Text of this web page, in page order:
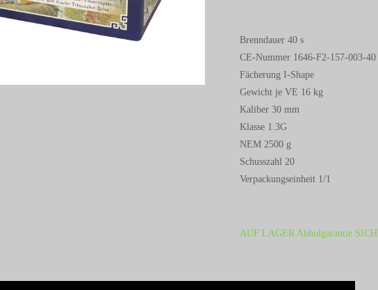
Brenndauer 40 s
CE-Nummer 1646-F2-157-003-40
Fächerung I-Shape
Gewicht je VE 16 kg
Kaliber 30 mm
Klasse 1.3G
NEM 2500 g
Schusszahl 20
Verpackungseinheit 1/1
AUF LAGER Abholgarantie